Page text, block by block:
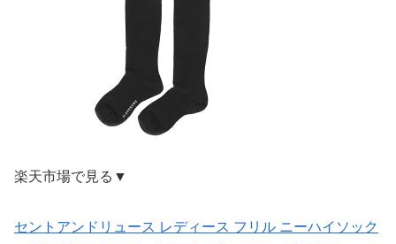
楽天市場で見る▼
セントアンドリュース レディース フリル ニーハイソック